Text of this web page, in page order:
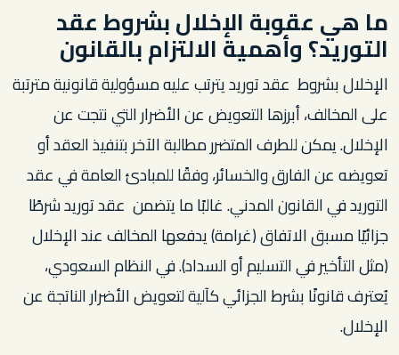
ما هي عقوبة الإخلال بشروط عقد
التوريد؟ وأهمية الالتزام بالقانون
الإخلال بشروط عقد توريد يترتب عليه مسؤولية قانونية مترتبة
على المخالف، أبرزها التعويض عن الأضرار التي نتجت عن
الإخلال. يمكن للطرف المتضرر مطالبة الآخر بتنفيذ العقد أو
تعويضه عن الفارق والخسائر، وفقًا للمبادئ العامة في عقد
التوريد في القانون المدني. غالبًا ما يتضمن عقد توريد شرطًا
جزائيًا مسبق الاتفاق (غرامة) يدفعها المخالف عند الإخلال
(مثل التأخير في التسليم أو السداد). في النظام السعودي،
يُعترف قانونًا بشرط الجزائي كآلية لتعويض الأضرار الناتجة عن
الإخلال.